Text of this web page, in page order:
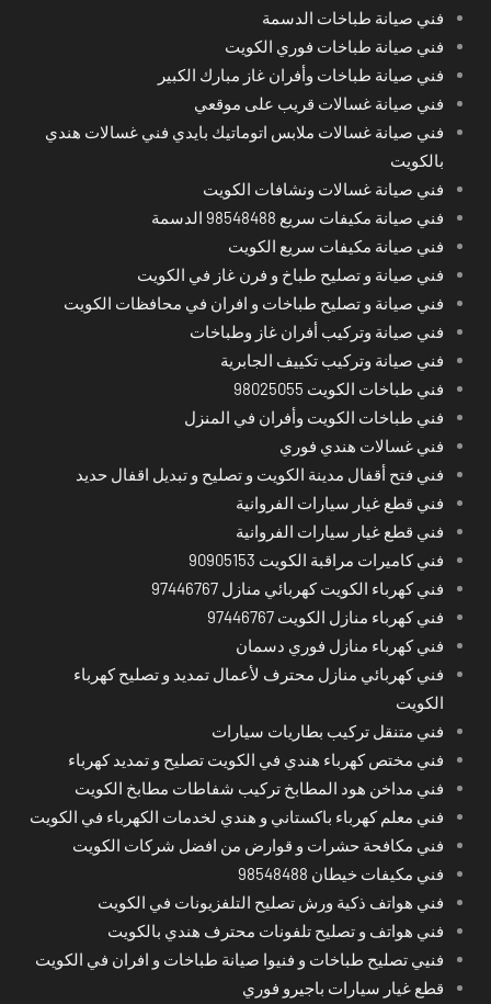
فني صيانة طباخات الدسمة
فني صيانة طباخات فوري الكويت
فني صيانة طباخات وأفران غاز مبارك الكبير
فني صيانة غسالات قريب على موقعي
فني صيانة غسالات ملابس اتوماتيك بايدي فني غسالات هندي
بالكويت
فني صيانة غسالات ونشافات الكويت
فني صيانة مكيفات سريع 98548488 الدسمة
فني صيانة مكيفات سريع الكويت
فني صيانة و تصليح طباخ و فرن غاز في الكويت
فني صيانة و تصليح طباخات و افران في محافظات الكويت
فني صيانة وتركيب أفران غاز وطباخات
فني صيانة وتركيب تكييف الجابرية
فني طباخات الكويت 98025055
فني طباخات الكويت وأفران في المنزل
فني غسالات هندي فوري
فني فتح أقفال مدينة الكويت و تصليح و تبديل اقفال حديد
فني قطع غيار سيارات الفروانية
فني قطع غيار سيارات الفروانية
فني كاميرات مراقبة الكويت 90905153
فني كهرباء الكويت كهربائي منازل 97446767
فني كهرباء منازل الكويت 97446767
فني كهرباء منازل فوري دسمان
فني كهربائي منازل محترف لأعمال تمديد و تصليح كهرباء
الكويت
فني متنقل تركيب بطاريات سيارات
فني مختص كهرباء هندي في الكويت تصليح و تمديد كهرباء
فني مداخن هود المطابخ تركيب شفاطات مطابخ الكويت
فني معلم كهرباء باكستاني و هندي لخدمات الكهرباء في الكويت
فني مكافحة حشرات و قوارض من افضل شركات الكويت
فني مكيفات خيطان 98548488
فني هواتف ذكية ورش تصليح التلفزيونات في الكويت
فني هواتف و تصليح تلفونات محترف هندي بالكويت
فنيي تصليح طباخات و فنيوا صيانة طباخات و افران في الكويت
قطع غيار سيارات باجيرو فوري